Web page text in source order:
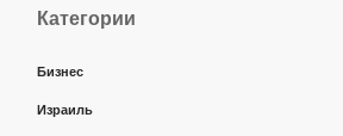
Категории
Бизнес
Израиль